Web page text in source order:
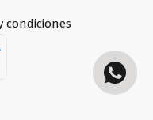
condiciones